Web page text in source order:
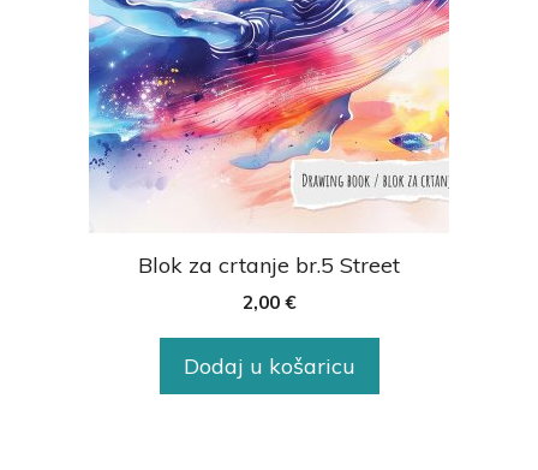
Blok za crtanje br.5 Street
2,00 €
Dodaj u košaricu